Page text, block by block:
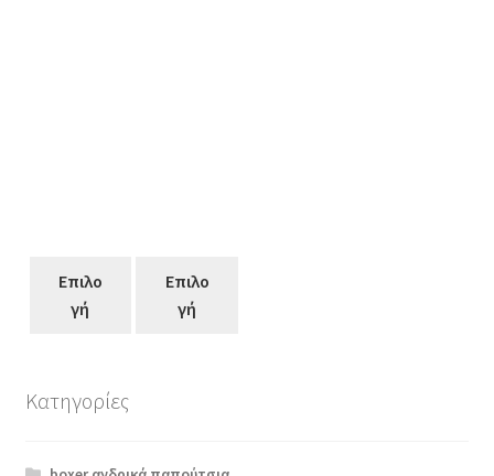
Επιλο
γή
Επιλο
γή
Κατηγορίες